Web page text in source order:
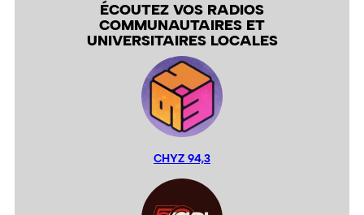
ÉCOUTEZ VOS RADIOS
COMMUNAUTAIRES ET
UNIVERSITAIRES LOCALES
CHYZ 94,3